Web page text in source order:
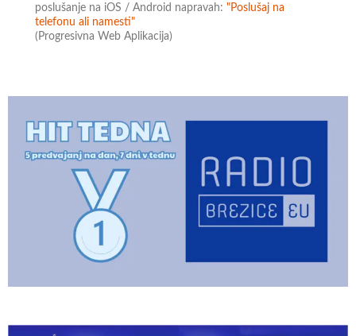
poslušanje na iOS / Android napravah:"Poslušaj na
telefonu ali namesti"
(Progresivna Web Aplikacija)